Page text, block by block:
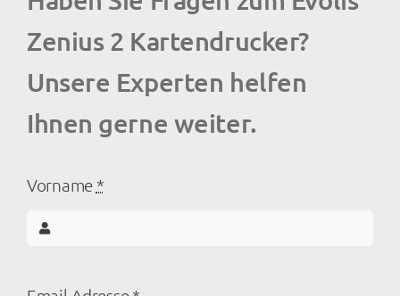
Zenius 2 Kartendrucker?
Unsere Experten helfen
Ihnen gerne weiter.
Vorname *